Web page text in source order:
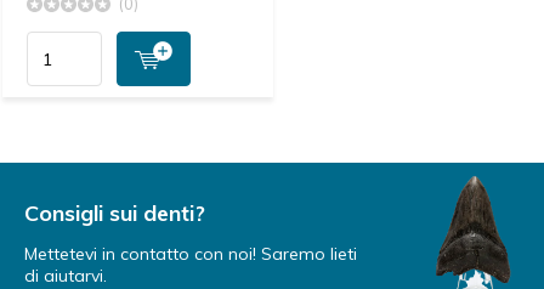
(0)
Consigli sui denti?
Mettetevi in contatto con noi! Saremo lieti
di aiutarvi.